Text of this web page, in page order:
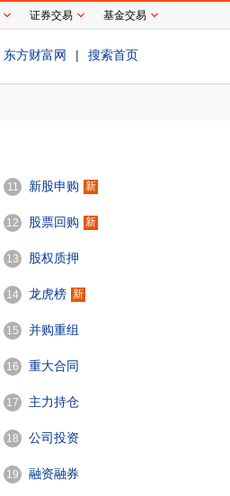
东方财富网 | 搜索首页
11 新股申购 新
12 股票回购 新
13 股权质押
14 龙虎榜 新
15 并购重组
16 重大合同
17 主力持仓
18 公司投资
19 融资融券
证券交易 基金交易